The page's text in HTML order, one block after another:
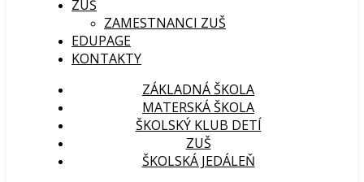
ZUŠ
ZAMESTNANCI ZUŠ
EDUPAGE
KONTAKTY
Základná škola s materskou školou Hôrky
ZÁKLADNÁ ŠKOLA
MATERSKÁ ŠKOLA
ŠKOLSKÝ KLUB DETÍ
ZUŠ
ŠKOLSKÁ JEDÁLEŇ